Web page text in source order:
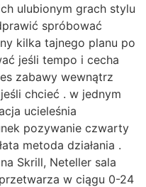
ulubionym grach stylu
spróbować
kilka tajnego planu po
jeśli tempo i cecha
zabawy wewnątrz
chcieć . w jednym
ucieleśnia
pozywanie czwarty
metoda działania .
Skrill, Neteller sala
w ciągu 0-24